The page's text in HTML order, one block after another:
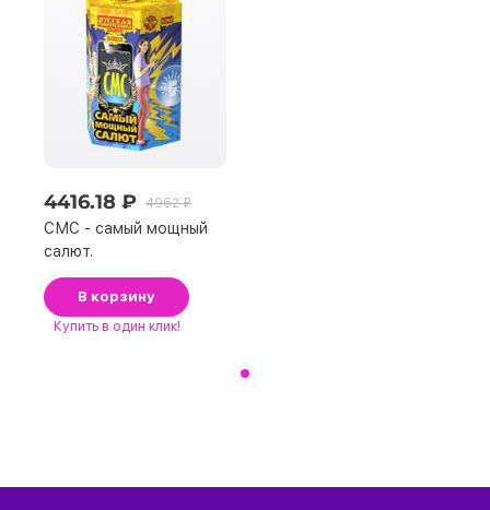
4416.18 ₽ 4962 ₽
СМС - самый мощный
салют.
В корзину
Купить в один клик!